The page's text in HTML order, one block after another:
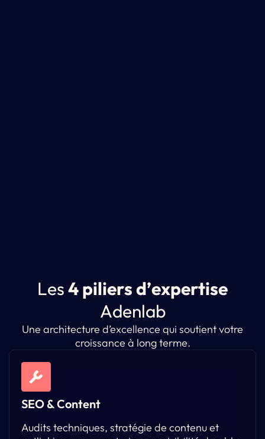
Les4piliersd’expertise
Adenlab
Une architecture d’excellence qui soutient votre
croissance à long terme.
SEO & Content
Audits techniques, stratégie de contenu et